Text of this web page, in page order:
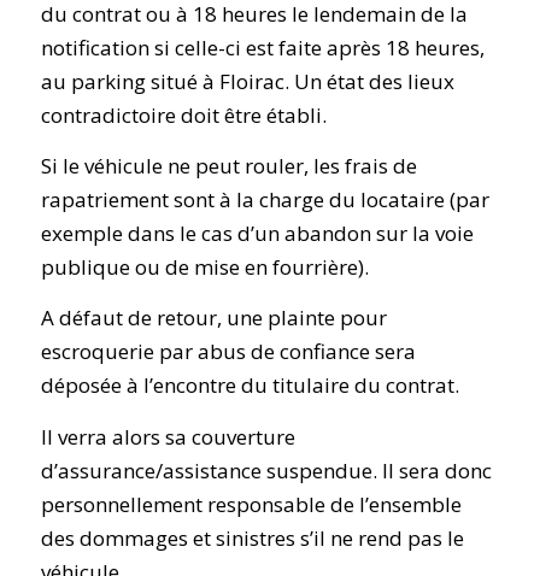
du contrat ou à 18 heures le lendemain de la
notification si celle-ci est faite après 18 heures,
au parking situé à Floirac. Un état des lieux
contradictoire doit être établi.
Si le véhicule ne peut rouler, les frais de
rapatriement sont à la charge du locataire (par
exemple dans le cas d’un abandon sur la voie
publique ou de mise en fourrière).
A défaut de retour, une plainte pour
escroquerie par abus de confiance sera
déposée à l’encontre du titulaire du contrat.
Il verra alors sa couverture
d’assurance/assistance suspendue. Il sera donc
personnellement responsable de l’ensemble
des dommages et sinistres s’il ne rend pas le